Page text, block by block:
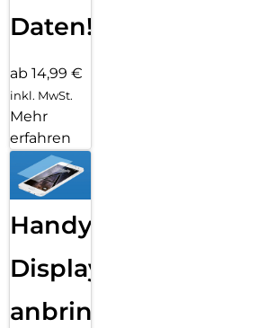
Daten!
ab 14,99 €
inkl. MwSt.
Mehr
erfahren
Handy
Displayfolie
anbringen